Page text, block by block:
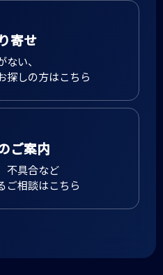
寄せ
い、
探しの方はこちら
ご案内
不具合など
ご相談はこちら